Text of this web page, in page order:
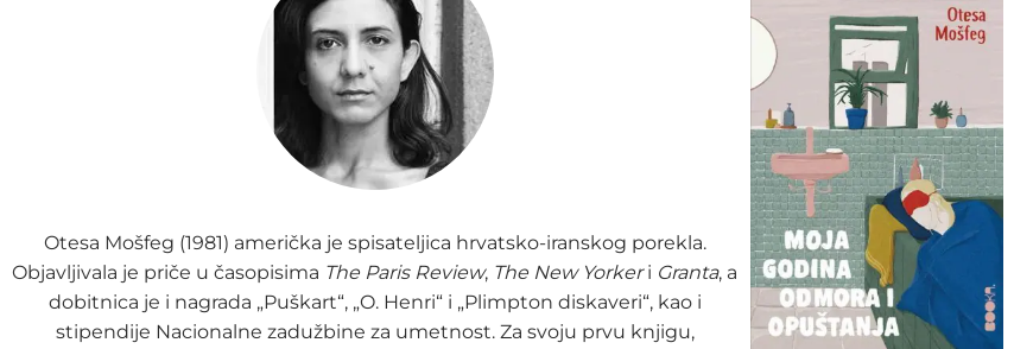
Otesa Mošfeg (1981) američka je spisateljica hrvatsko-iranskog porekla.
Objavljivala je priče u časopisima The Paris Review, The New Yorkeri Granta, a
dobitnica je i nagrada „Puškart“, „O. Henri“ i „Plimpton diskaveri“, kao i
stipendije Nacionalne zadužbine za umetnost. Za svoju prvu knjigu,